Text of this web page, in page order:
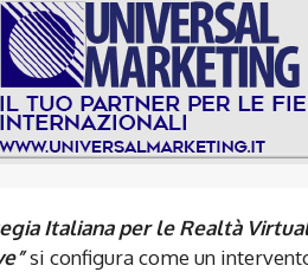
Italiana per le Realtà
si configura come un